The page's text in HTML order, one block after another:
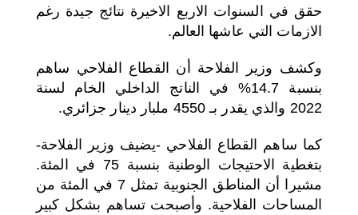
حقق في السنوات الاربع الاخيرة نتائج جيدة رغم
الازمات التي عاشها العالم.
وكشف وزير الفلاحة أن القطاع الفلاحي ساهم
بنسبة 14.7% في الناتج الداخلي الخام لسنة
2022 والذي يقدر بـ 4550 ملبار دينار جزائري.
كما ساهم القطاع الفلاحي -يضيف وزير الفلاحة-
بتغطية الاحتيجات الوطنية بنسبة 75 في المئة.
مشيرا أن المناطق الجنوبية تمثل 7 في المئة من
المساحات الفلاحية. وأصبحت تساهم بشكل كبير